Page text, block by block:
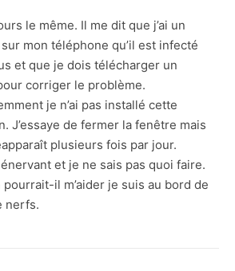
le même. Il me dit que j’ai un
mon téléphone qu’il est infecté
et que je dois télécharger un
corriger le problème.
je n’ai pas installé cette
J’essaye de fermer la fenêtre mais
plusieurs fois par jour.
énervant et je ne sais pas quoi faire.
pourrait-il m’aider je suis au bord de
nerfs.